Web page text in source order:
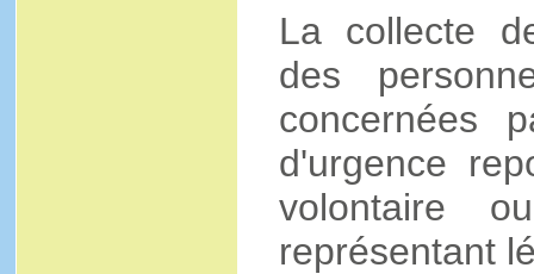
La collecte
des
concernées
d'urgence
volontaire
représentant